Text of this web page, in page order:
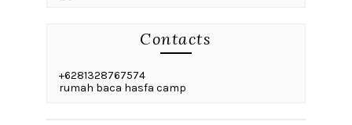
Contacts
+6281328767574
rumah baca hasfa camp